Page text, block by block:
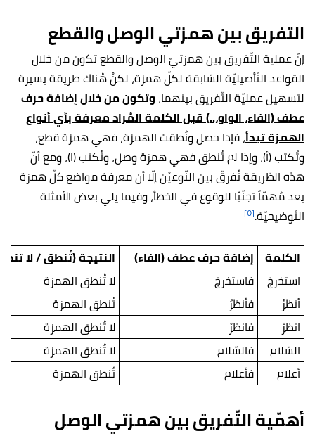
التفريق بين همزتي الوصل والقطع
إنّ عملية التّفريق بين همزتيّ الوصل والقطع تكون من خلال
القواعد التّأصيليّة السّابقة لكلّ همزة، لكنْ هُناك طريقة يسيرة
لتسهيل عمليّة التّفريق بينهما، وتكون من خلال إضافة حرف
عطف (الفاء، الواو،..) قبل الكلمة المُراد معرفة بأي أنواع
الهمزة تبدأ، فإذا حصل ونُطقت الهمزة، فهي همزة قطع،
وتُكتب (أ)، وإذا لم تُنطق فهي همزة وصل، وتُكتب (ا)، ومع أنّ
هذه الطّريقة تُفرقّ بين النّوعيْن إلّا أن معرفة مواضع كلّ همزة
يعد مُهمّاً تجنّبًا للوقوع في الخطأ، وفيما يلي بعض الأمثلة
التّوضيحيّة.[٥]
الكلمة إضافة حرف عطف (الفاء)
النتيجة (تُنطق / لا
استخرجَ
فاستخرجَ
لا تُنطق الهمزة
أنظرُ
فأنظرُ
تُنطق الهمزة
انظرْ
فانظرْ
لا تُنطق الهمزة
السّلام
فالسّلام
لا تُنطق الهمزة
أعلام
فأعلام تُنطق الهمزة
أهمّية التّفريق بين همزتي الوصل